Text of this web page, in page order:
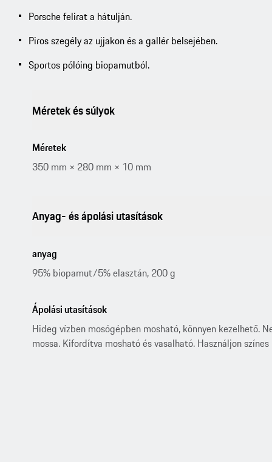
Porsche felirat a hátulján.
Piros szegély az ujjakon és a gallér belsejében.
Sportos pólóing biopamutból.
Méretek és súlyok
Méretek
350 mm × 280 mm × 10 mm
Anyag- és ápolási utasítások
anyag
95% biopamut/5% elasztán, 200 g
Ápolási utasítások
Hideg vízben mosógépben mosható, könnyen kezelhető.
mossa. Kifordítva mosható és vasalható. Használjon